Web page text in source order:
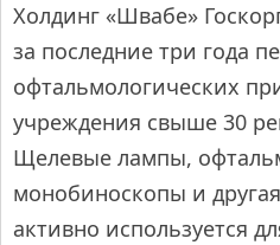
Холдинг «Швабе»
за последние три года
офтальмологических
учреждения свыше 30
Щелевые лампы,
монобиноскопы и
активно используется